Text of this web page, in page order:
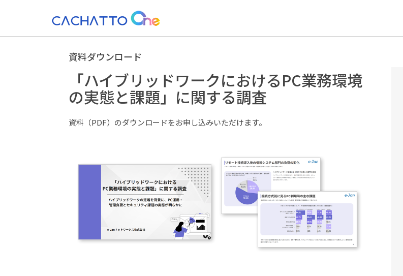
資料ダウンロード
「ハイブリッドワークにおけるPC業務環境
の実態と課題」に関する調査
資料（PDF）のダウンロードをお申し込みいただけます。